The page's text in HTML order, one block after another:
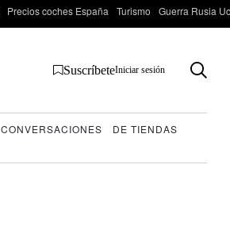
Precios coches España Turismo Guerra Rusia
SuscríbeteIniciar sesión
CONVERSACIONES
DE TIENDAS